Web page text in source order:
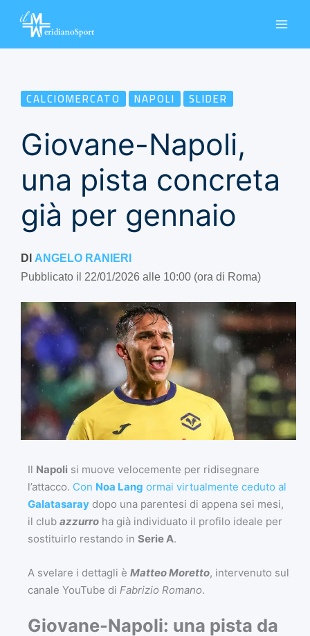
CALCIOMERCATO NAPOLI SLIDER
Giovane-Napoli,
una pista concreta
già per gennaio
DI ANGELO RANIERI
Pubblicato il 22/01/2026 alle 10:00 (ora di Roma)
Il Napoli si muove velocemente per ridisegnare
l’attacco. Con Noa Lang ormai virtualmente ceduto al
Galatasaray dopo una parentesi di appena sei mesi,
il club azzurro ha già individuato il profilo ideale per
sostituirlo restando in Serie A.
A svelare i dettagli è Matteo Moretto, intervenuto sul
canale YouTube di Fabrizio Romano.
Giovane-Napoli: una pista da